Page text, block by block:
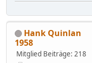
Hank Quinlan
1958
Mitglied Beiträge: 218